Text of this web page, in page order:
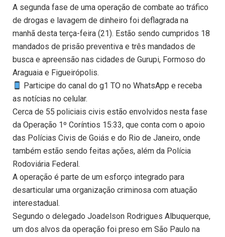
A segunda fase de uma operação de combate ao tráfico
de drogas e lavagem de dinheiro foi deflagrada na
manhã desta terça-feira (21). Estão sendo cumpridos 18
mandados de prisão preventiva e três mandados de
busca e apreensão nas cidades de Gurupi, Formoso do
Araguaia e Figueirópolis.
Participe do canal do g1 TO no WhatsApp e receba
as notícias no celular.
Cerca de 55 policiais civis estão envolvidos nesta fase
da Operação 1º Coríntios 15:33, que conta com o apoio
das Polícias Civis de Goiás e do Rio de Janeiro, onde
também estão sendo feitas ações, além da Polícia
Rodoviária Federal.
A operação é parte de um esforço integrado para
desarticular uma organização criminosa com atuação
interestadual.
Segundo o delegado Joadelson Rodrigues Albuquerque,
um dos alvos da operação foi preso em São Paulo na